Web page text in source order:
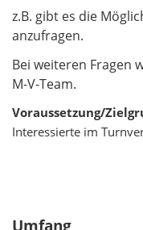
z.B. gibt es die
anzufragen.
Bei weiteren Fragen
M-V-Team.
Voraussetzung/
Interessierte im